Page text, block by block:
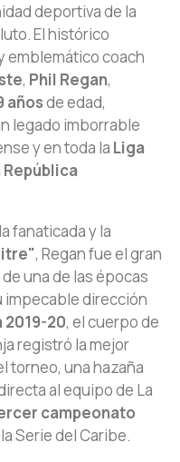
deportiva de la
El histórico
emblemático coach
, Phil Regan,
añosde edad,
legado imborrable
y en toda la Liga
fanaticada y la
, Regan fue el gran
una de las épocas
impecable dirección
20, el cuerpo de
registró la mejor
torneo, una hazaña
al equipo de La
campeonato
Serie del Caribe.